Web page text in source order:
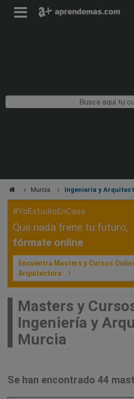
Murcia Ingeniería y
#YoEstudioEnCasa
Que nada frene tu futuro,
fórmate online
Encuentra Masters y Cursos
Arquitectura
Masters y
Ingeniería y
Murcia
Se han encontrado 44